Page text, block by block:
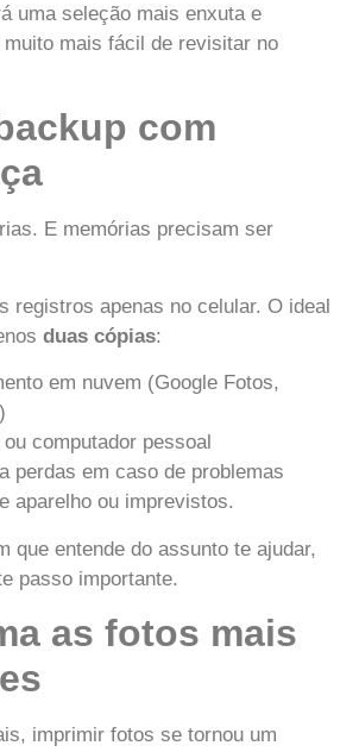
uma seleção mais enxuta e
mais fácil de revisitar no
com
E memórias precisam ser
registros apenas no celular. O ideal
duas cópias:
em nuvem (Google Fotos,
computador pessoal
perdas em caso de problemas
aparelho ou imprevistos.
que entende do assunto te ajudar,
passo importante.
as fotos mais
imprimir fotos se tornou um